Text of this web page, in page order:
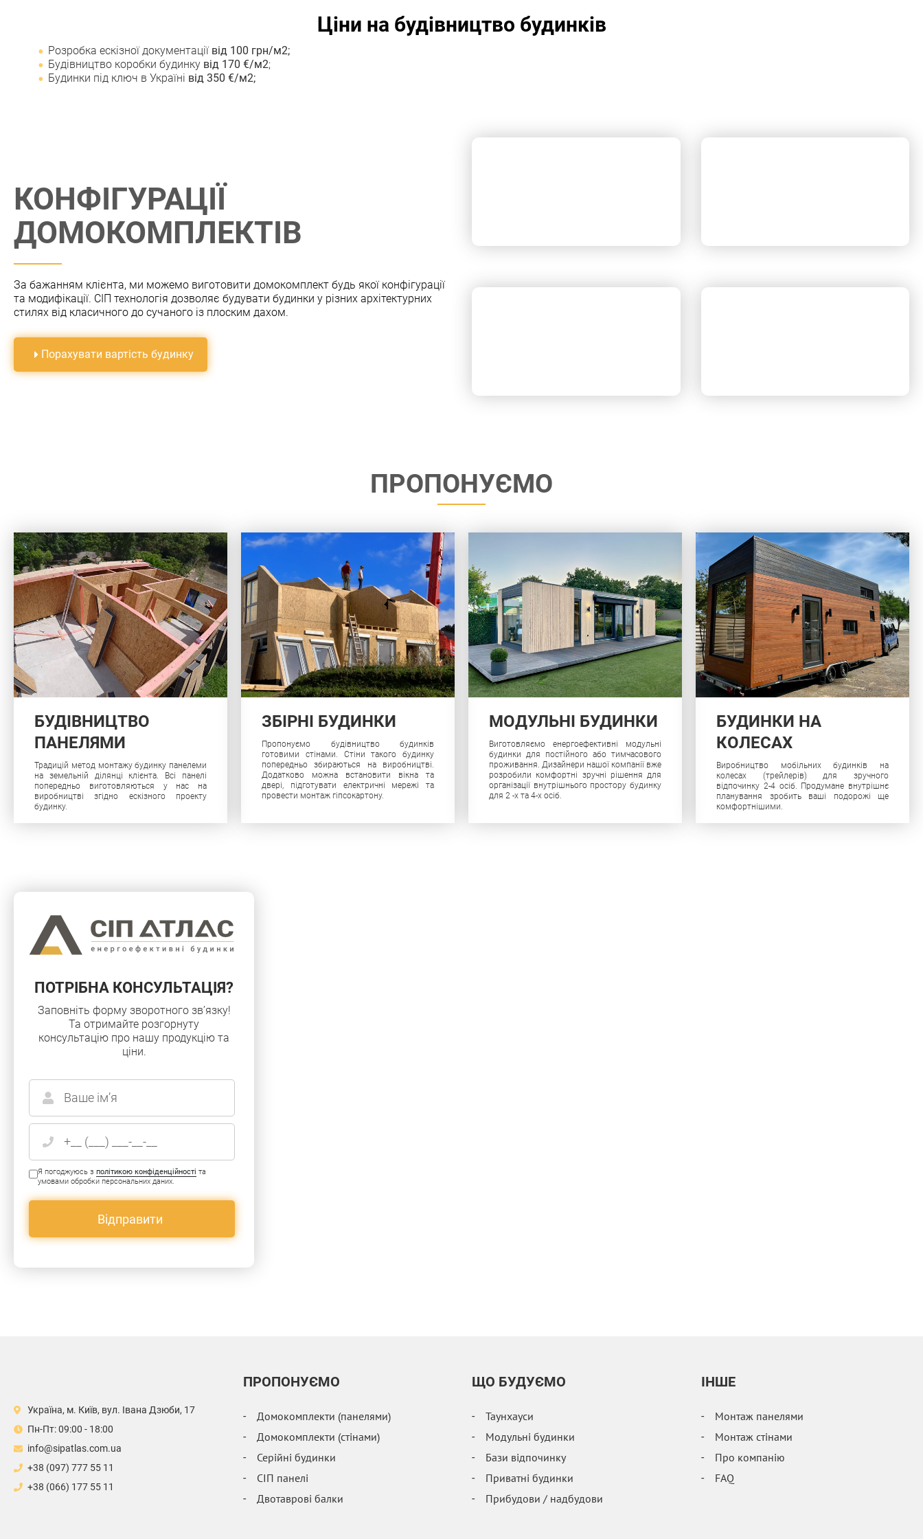
Ціни на будівництво будинків
Розробка ескізної документації від 100 грн/м2;
Будівництво коробки будинку від 170 €/м2;
Будинки під ключ в Україні від 350 €/м2;
КОНФIГУРАЦIЇ
ДОМОКОМПЛЕКТIВ
За бажанням клiєнта, ми можемо виготовити домокомплект будь якої конфiгурацiї
та модифiкацiї. СIП технологiя дозволяє будувати будинки у рiзних архiтектурних
стилях вiд класичного до сучаного iз плоским дахом.
Порахувати вартiсть будинку
ПРОПОНУЄМО
БУДІВНИЦТВО
ПАНЕЛЯМИ
Традицій метод монтажу будинку панелеми
на земельній ділянці клієнта. Всі панелі
попередньо виготовляються у нас на
виробництві згідно ескізного проекту
будинку.
ЗБІРНІ БУДИНКИ
Пропонуємо будівництво будинків
готовими стінами. Стіни такого будинку
попередньо збираються на виробництві.
Додатково можна встановити вікна та
двері, підготувати електричні мережі та
провести монтаж гіпсокартону.
МОДУЛЬНІ БУДИНКИ
Виготовляємо енергоефективні модульні
будинки для постійного або тимчасового
проживання. Дизайнери нашої компанії вже
розробили комфортні зручні рішення для
організації внутрішнього простору будинку
для 2 -х та 4-х осіб.
БУДИНКИ НА
КОЛЕСАХ
Виробництво мобільних будинків на
колесах (трейлерів) для зручного
відпочинку 2-4 осіб. Продумане внутрішнє
планування зробить ваші подорожі ще
комфортнішими.
ПОТРIБНА КОНСУЛЬТАЦIЯ?
Заповнiть форму зворотного зв’язку!
Та отримайте розгорнуту
консультацiю про нашу продукцiю та
цiни.
Я погоджуюсь зполітикою конфіденційності та
умовами обробки персональних даних.
Україна, м. Київ, вул. Івана Дзюби, 17
Пн-Пт: 09:00 - 18:00
info@sipatlas.com.ua
+38 (097) 777 55 11
+38 (066) 177 55 11
ПРОПОНУЄМО
Домокомплекти (панелями)
Домокомплекти (стінами)
Серійні будинки
СІП панелі
Двотаврові балки
ЩО БУДУЄМО
Таунхауси
Модульні будинки
Бази відпочинку
Приватні будинки
Прибудови / надбудови
IНШЕ
Монтаж панелями
Монтаж стінами
Про компанію
FAQ